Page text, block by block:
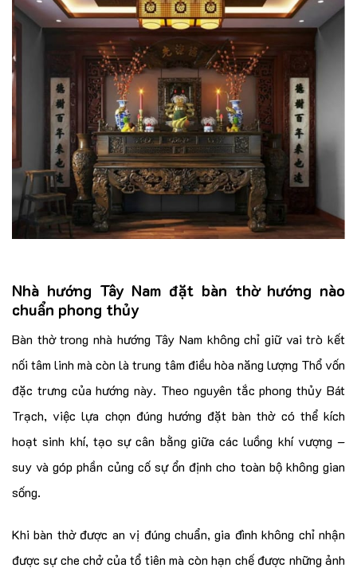
Nhà hướng Tây Nam đặt bàn thờ hướng nào
chuẩn phong thủy
Bàn thờ trong nhà hướng Tây Nam không chỉ giữ vai trò kết
nối tâm linh mà còn là trung tâm điều hòa năng lượng Thổ vốn
đặc trưng của hướng này. Theo nguyên tắc phong thủy Bát
Trạch, việc lựa chọn đúng hướng đặt bàn thờ có thể kích
hoạt sinh khí, tạo sự cân bằng giữa các luồng khí vượng –
suy và góp phần củng cố sự ổn định cho toàn bộ không gian
sống.
Khi bàn thờ được an vị đúng chuẩn, gia đình không chỉ nhận
được sự che chở của tổ tiên mà còn hạn chế được những ảnh